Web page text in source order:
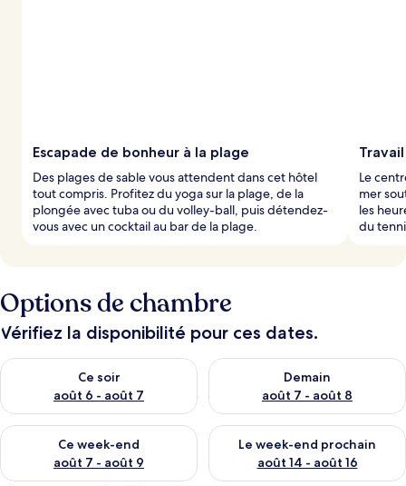
Escapade de bonheur à la plage
Des plages de sable vous attendent dans cet hôtel
tout compris. Profitez du yoga sur la plage, de la
plongée avec tuba ou du volley-ball, puis détendez-
vous avec un cocktail au bar de la plage.
Le
mer
les
du
Options de chambre
Vérifiez la disponibilité pour ces dates.
Ce soir
août 6 - août 7
Vérifier la disponibilité pour ce soir août 6 - août 7
Demain
août 7 - août 8
Vérifier la disponibilité pour
Ce week-end
août 7 - août 9
Vérifier la disponibilité pour ce week-end août 7 - août 9
Le week-end prochain
août 14 - août 16
Vérifier la disponibilité pour